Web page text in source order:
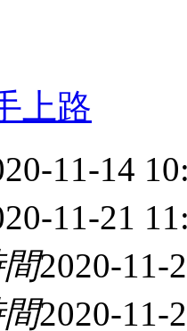
上路
11-14
11-21
2020-11-
2020-11-